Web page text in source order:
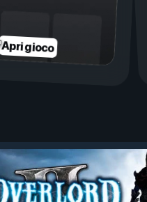
Apri gioco